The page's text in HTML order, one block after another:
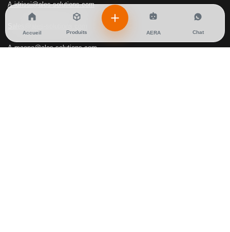
A.idrissi@ales-solutions.com
A.maana@ales-solutions.com
Accueil Produits AERA Chat